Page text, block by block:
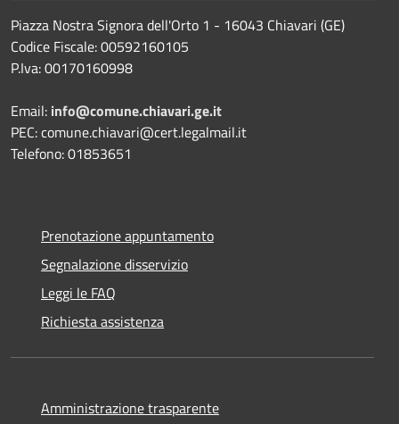
Piazza Nostra Signora dell'Orto 1 - 16043 Chiavari (GE)
Codice Fiscale: 00592160105
P.Iva: 00170160998
Email: info@comune.chiavari.ge.it
PEC: comune.chiavari@cert.legalmail.it
Telefono: 01853651
Prenotazione appuntamento
Segnalazione disservizio
Leggi le FAQ
Richiesta assistenza
Amministrazione trasparente